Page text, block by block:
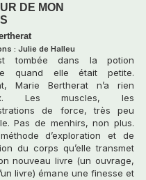
DE MON
: Julie de Halleu
tombée dans la potion
quand elle était petite.
Marie Bertherat n’a rien
Les muscles, les
de force, très peu
Pas de menhirs, non plus.
d’exploration et de
du corps qu’elle transmet
nouveau livre (un ouvrage,
livre) émane une finesse et